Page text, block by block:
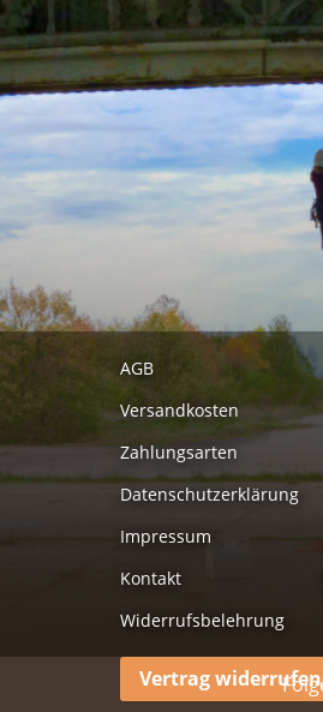
AGB
Versandkosten
Zahlungsarten
Datenschutzerklärung
Impressum
Kontakt
Widerrufsbelehrung
Vertrag widerrufen